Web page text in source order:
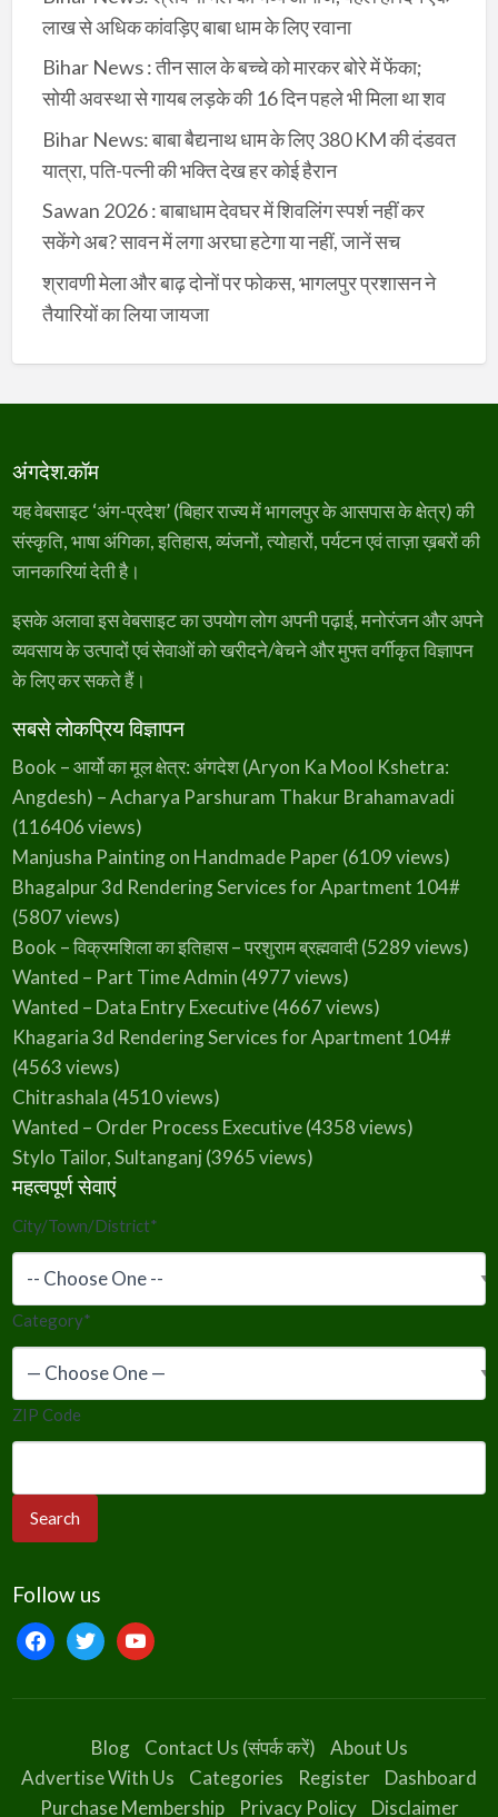
लाख से अधिक कांवड़िए बाबा धाम के लिए रवाना
Bihar News : तीन साल के बच्चे को मारकर बोरे में फेंका;
सोयी अवस्था से गायब लड़के की 16 दिन पहले भी मिला था शव
Bihar News: बाबा बैद्यनाथ धाम के लिए 380 KM की दंडवत
यात्रा, पति-पत्नी की भक्ति देख हर कोई हैरान
Sawan 2026 : बाबाधाम देवघर में शिवलिंग स्पर्श नहीं कर
सकेंगे अब? सावन में लगा अरघा हटेगा या नहीं, जानें सच
श्रावणी मेला और बाढ़ दोनों पर फोकस, भागलपुर प्रशासन ने
तैयारियों का लिया जायजा
अंगदेश.कॉम
यह वेबसाइट ‘अंग-प्रदेश’ (बिहार राज्य में भागलपुर के आसपास के क्षेत्र) की
संस्कृति, भाषा अंगिका, इतिहास, व्यंजनों, त्योहारों, पर्यटन एवं ताज़ा ख़बरों की
जानकारियां देती है।
इसके अलावा इस वेबसाइट का उपयोग लोग अपनी पढ़ाई, मनोरंजन और अपने
व्यवसाय के उत्पादों एवं सेवाओं को खरीदने/बेचने और मुफ्त वर्गीकृत विज्ञापन
के लिए कर सकते हैं।
सबसे लोकप्रिय विज्ञापन
Book – आर्यो का मूल क्षेत्र: अंगदेश (Aryon Ka Mool Kshetra:
Angdesh) – Acharya Parshuram Thakur Brahamavadi
(116406 views)
Manjusha Painting on Handmade Paper(6109 views)
Bhagalpur 3d Rendering Services for Apartment 104#
(5807 views)
Book – विक्रमशिला का इतिहास – परशुराम ब्रह्मवादी(5289 views)
Wanted – Part Time Admin (4977 views)
Wanted – Data Entry Executive(4667 views)
Khagaria 3d Rendering Services for Apartment 104#
(4563 views)
Chitrashala (4510 views)
Wanted – Order Process Executive(4358 views)
Stylo Tailor, Sultanganj (3965 views)
महत्वपूर्ण सेवाएं
City/Town/District*
Category*
ZIP Code
Follow us
facebooktwitteryoutube
Blog Contact Us (संपर्क करें)
About Us
Advertise With Us
Categories Register
Dashboard
Purchase Membership
Privacy Policy Disclaimer